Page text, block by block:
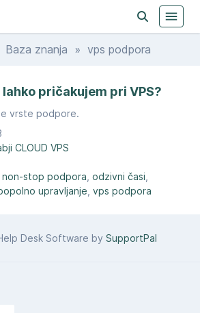
Baza znanja » vps podpora
pričakujem pri VPS?
vrste podpore.
CLOUD VPS
non-stop podpora odzivni časi
upravljanje vps podpora
Desk Software by SupportPal